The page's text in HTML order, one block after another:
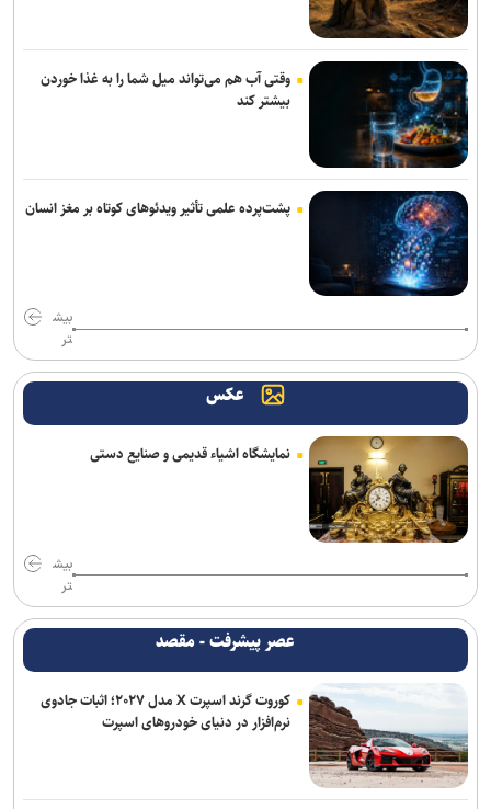
وقتی آب هم می‌تواند میل شما را به غذا خوردن
بیشتر کند
پشت‌پرده علمی تأثیر ویدئو‌های کوتاه بر مغز انسان
بیش
تر
عکس
نمایشگاه اشیاء قدیمی و صنایع دستی
بیش
تر
عصر پیشرفت - مقصد
کوروت گرند اسپرت X مدل ۲۰۲۷؛ اثبات جادوی
نرم‌افزار در دنیای خودروهای اسپرت